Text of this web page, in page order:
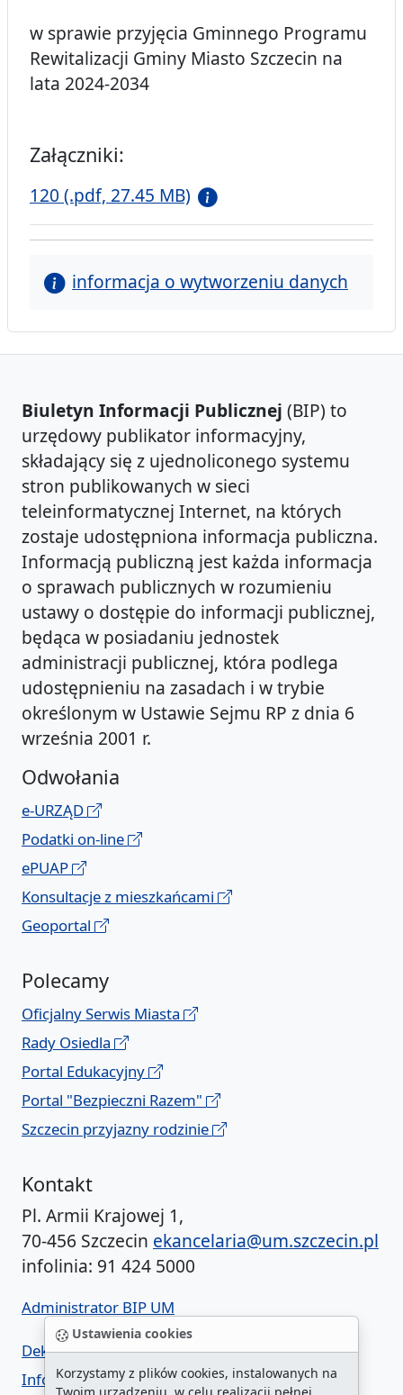
Ustawienia cookies
Korzystamy z plików cookies, instalowanych na
w sprawie przyjęcia Gminnego Programu
Rewitalizacji Gminy Miasto Szczecin na
lata 2024-2034
Załączniki:
120 (.pdf, 27.45 MB)
informacja o wytworzeniu danych
Biuletyn Informacji Publicznej (BIP) to
urzędowy publikator informacyjny,
składający się z ujednoliconego systemu
stron publikowanych w sieci
teleinformatycznej Internet, na których
zostaje udostępniona informacja publiczna.
Informacją publiczną jest każda informacja
o sprawach publicznych w rozumieniu
ustawy o dostępie do informacji publicznej,
będąca w posiadaniu jednostek
administracji publicznej, która podlega
udostępnieniu na zasadach i w trybie
określonym w Ustawie Sejmu RP z dnia 6
września 2001 r.
Odwołania
e-URZĄD
Podatki on-line
ePUAP
Konsultacje z mieszkańcami
Geoportal
Polecamy
Oficjalny Serwis Miasta
Rady Osiedla
Portal Edukacyjny
Portal "Bezpieczni Razem"
Szczecin przyjazny rodzinie
Kontakt
Pl. Armii Krajowej 1,
70-456 Szczecin ekancelaria@um.szczecin.pl
infolinia: 91 424 5000
Administrator BIP UM
Deklaracja dostępności
Informacja o urzędzie w ETR